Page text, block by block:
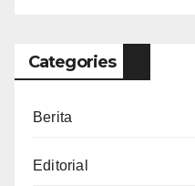
Categories
Berita
Editorial